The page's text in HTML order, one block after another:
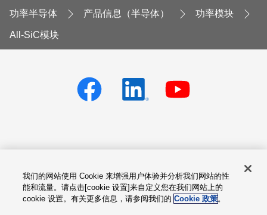
功率半导体 产品信息（半导体） 功率模块
All-SiC模块
Cookie设置 Site Map
我们的网站使用 Cookie 来增强用户体验并分析我们网站的性
能和流量。请点击[cookie 设置]来自定义您在我们网站上的
cookie 设置。有关更多信息，请参阅我们的Cookie 政策。